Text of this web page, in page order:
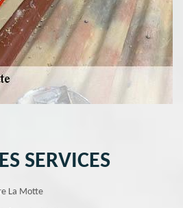
SERVICES
La Motte